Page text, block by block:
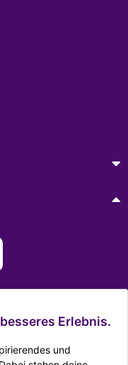
Erlebnis.
und